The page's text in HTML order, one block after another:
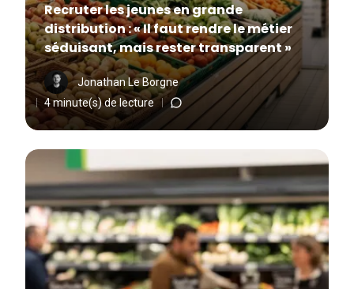
Recruter les jeunes en grande
distribution : « Il faut rendre le métier
séduisant, mais rester transparent »
Jonathan Le Borgne
4 minute(s) de lecture